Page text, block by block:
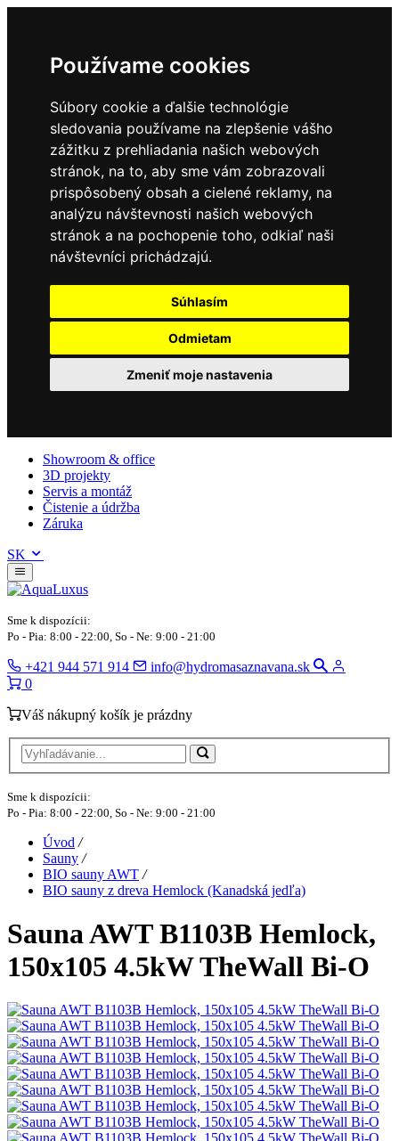
Používame cookies
Súbory cookie a ďalšie technológie
sledovania používame na zlepšenie vášho
zážitku z prehliadania našich webových
stránok, na to, aby sme vám zobrazovali
prispôsobený obsah a cielené reklamy, na
analýzu návštevnosti našich webových
stránok a na pochopenie toho, odkiaľ naši
návštevníci prichádzajú.
Súhlasím
Odmietam
Zmeniť moje nastavenia
Showroom & office
3D projekty
Servis a montáž
Čistenie a údržba
Záruka
SK
Sme k dispozícii:
Po - Pia: 8:00 - 22:00, So - Ne: 9:00 - 21:00
+421 944 571 914
info@hydromasaznavana.sk
0
Váš nákupný košík je prázdny
Sme k dispozícii:
Po - Pia: 8:00 - 22:00, So - Ne: 9:00 - 21:00
Úvod /
Sauny /
BIO sauny AWT /
BIO sauny z dreva Hemlock (Kanadská jedľa)
Sauna AWT B1103B Hemlock,
150x105 4.5kW TheWall Bi-O